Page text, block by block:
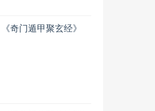
《奇门遁甲聚玄经》